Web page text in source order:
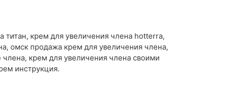
крем для увеличения члена hotterra,
омск продажа крем для увеличения члена,
члена, крем для увеличения члена своими
инструкция.